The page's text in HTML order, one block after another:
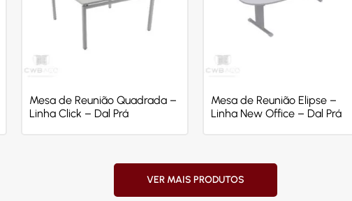
Mesa de Reunião Quadrada –
Linha Click – Dal Prá
Mesa de Reunião Elipse –
Linha New Office – Dal Prá
VER MAIS PRODUTOS